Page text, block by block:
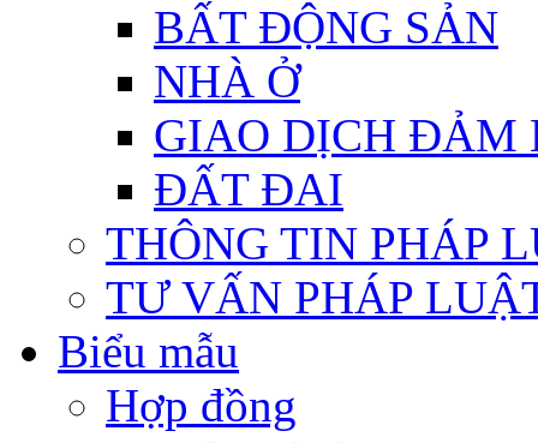
BẤT ĐỘNG SẢN
NHÀ Ở
GIAO DỊCH ĐẢM
ĐẤT ĐAI
THÔNG TIN PHÁP
TƯ VẤN PHÁP
Biểu mẫu
Hợp đồng